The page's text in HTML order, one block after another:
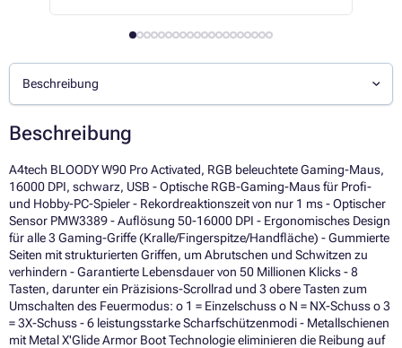
Beschreibung
Beschreibung
A4tech BLOODY W90 Pro Activated, RGB beleuchtete Gaming-Maus,
16000 DPI, schwarz, USB - Optische RGB-Gaming-Maus für Profi-
und Hobby-PC-Spieler - Rekordreaktionszeit von nur 1 ms - Optischer
Sensor PMW3389 - Auflösung 50-16000 DPI - Ergonomisches Design
für alle 3 Gaming-Griffe (Kralle/Fingerspitze/Handfläche) - Gummierte
Seiten mit strukturierten Griffen, um Abrutschen und Schwitzen zu
verhindern - Garantierte Lebensdauer von 50 Millionen Klicks - 8
Tasten, darunter ein Präzisions-Scrollrad und 3 obere Tasten zum
Umschalten des Feuermodus: o 1 = Einzelschuss o N = NX-Schuss o 3
= 3X-Schuss - 6 leistungsstarke Scharfschützenmodi - Metallschienen
mit Metal X'Glide Armor Boot Technologie eliminieren die Reibung auf